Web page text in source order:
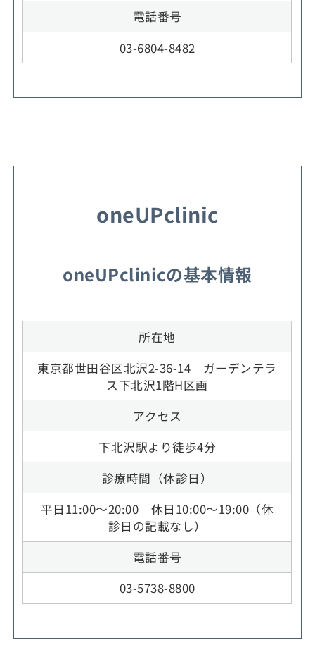
電話番号
03-6804-8482
oneUPclinic
oneUPclinicの基本情報
所在地
東京都世田谷区北沢2-36-14 ガーデンテラ
ス下北沢1階H区画
アクセス
下北沢駅より徒歩4分
診療時間（休診日）
平日11:00～20:00 休日10:00～19:00（休
診日の記載なし）
電話番号
03-5738-8800